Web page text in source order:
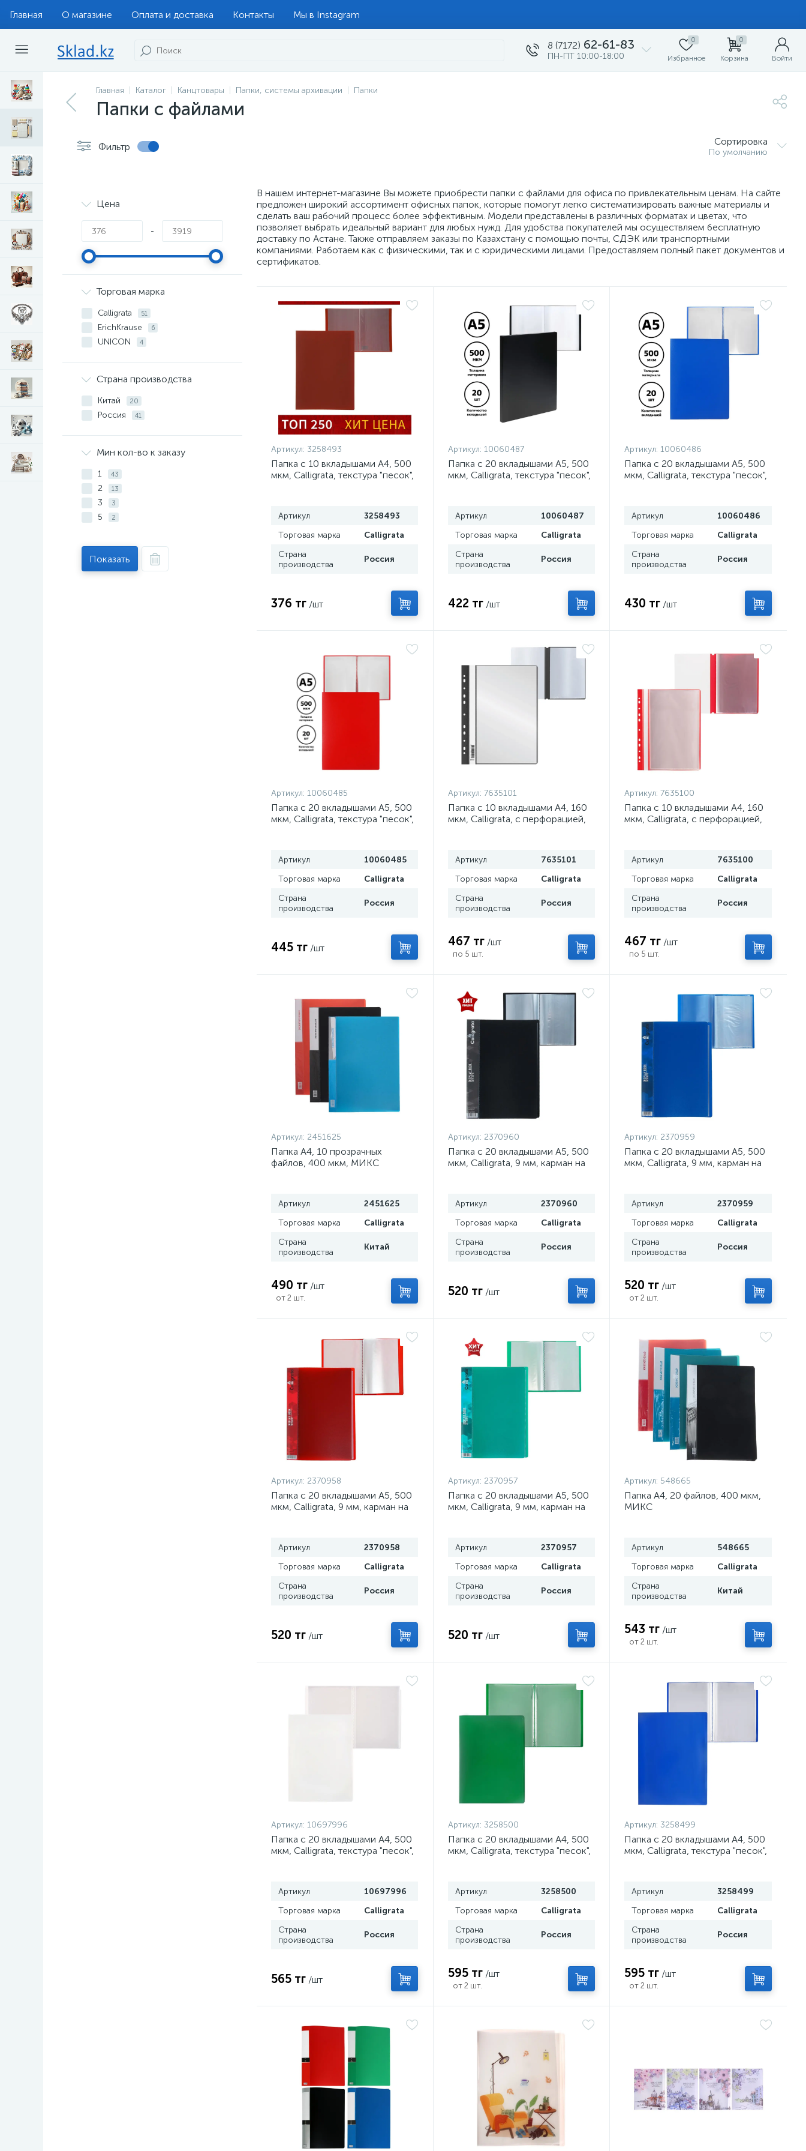
Главная О магазине Оплата и доставка Контакты Мы в Instagram
8 (7172) 62-61-83
ПН-ПТ 10:00-18:00
0
Избранное
0
Корзина Войти
Главная Каталог Канцтовары Папки, системы архивации Папки
Папки с файлами
Фильтр Сортировка
По умолчанию
Цена
-
Торговая марка
Calligrata 51
ErichKrause 6
UNICON 4
Страна производства
Китай 20
Россия 41
Мин кол-во к заказу
1 43
2 13
3 3
5 2
Показать
В нашем интернет-магазине Вы можете приобрести папки с файлами для офиса по привлекательным ценам. На сайте
предложен широкий ассортимент офисных папок, которые помогут легко систематизировать важные материалы и
сделать ваш рабочий процесс более эффективным. Модели представлены в различных форматах и цветах, что
позволяет выбрать идеальный вариант для любых нужд. Для удобства покупателей мы осуществляем бесплатную
доставку по Астане. Также отправляем заказы по Казахстану с помощью почты, СДЭК или транспортными
компаниями. Работаем как с физическими, так и с юридическими лицами. Предоставляем полный пакет документов и
сертификатов.
Артикул: 3258493
Папка с 10 вкладышами А4, 500
мкм, Calligrata, текстура "песок",
Артикул
3258493
Торговая марка
Calligrata
Страна
производства
Россия
376 тг /шт
Артикул: 10060487
Папка с 20 вкладышами А5, 500
мкм, Calligrata, текстура "песок",
Артикул
10060487
Торговая марка
Calligrata
Страна
производства
Россия
422 тг /шт
Артикул: 10060486
Папка с 20 вкладышами А5, 500
мкм, Calligrata, текстура "песок",
Артикул
10060486
Торговая марка
Calligrata
Страна
производства
Россия
430 тг /шт
Артикул: 10060485
Папка с 20 вкладышами А5, 500
мкм, Calligrata, текстура "песок",
Артикул
10060485
Торговая марка
Calligrata
Страна
производства
Россия
445 тг /шт
Артикул: 7635101
Папка с 10 вкладышами А4, 160
мкм, Calligrata, с перфорацией,
Артикул
7635101
Торговая марка
Calligrata
Страна
производства
Россия
467 тг /шт
по 5 шт.
Артикул: 7635100
Папка с 10 вкладышами А4, 160
мкм, Calligrata, с перфорацией,
Артикул
7635100
Торговая марка
Calligrata
Страна
производства
Россия
467 тг /шт
по 5 шт.
Артикул: 2451625
Папка А4, 10 прозрачных
файлов, 400 мкм, МИКС
Артикул
2451625
Торговая марка
Calligrata
Страна
производства
Китай
490 тг /шт
от 2 шт.
Артикул: 2370960
Папка с 20 вкладышами А5, 500
мкм, Calligrata, 9 мм, карман на
Артикул
2370960
Торговая марка
Calligrata
Страна
производства
Россия
520 тг /шт
Артикул: 2370959
Папка с 20 вкладышами А5, 500
мкм, Calligrata, 9 мм, карман на
Артикул
2370959
Торговая марка
Calligrata
Страна
производства
Россия
520 тг /шт
от 2 шт.
Артикул: 2370958
Папка с 20 вкладышами А5, 500
мкм, Calligrata, 9 мм, карман на
Артикул
2370958
Торговая марка
Calligrata
Страна
производства
Россия
520 тг /шт
Артикул: 2370957
Папка с 20 вкладышами А5, 500
мкм, Calligrata, 9 мм, карман на
Артикул
2370957
Торговая марка
Calligrata
Страна
производства
Россия
520 тг /шт
Артикул: 548665
Папка А4, 20 файлов, 400 мкм,
МИКС
Артикул
548665
Торговая марка
Calligrata
Страна
производства
Китай
543 тг /шт
от 2 шт.
Артикул: 10697996
Папка с 20 вкладышами А4, 500
мкм, Calligrata, текстура "песок",
Артикул
10697996
Торговая марка
Calligrata
Страна
производства
Россия
565 тг /шт
Артикул: 3258500
Папка с 20 вкладышами А4, 500
мкм, Calligrata, текстура "песок",
Артикул
3258500
Торговая марка
Calligrata
Страна
производства
Россия
595 тг /шт
от 2 шт.
Артикул: 3258499
Папка с 20 вкладышами А4, 500
мкм, Calligrata, текстура "песок",
Артикул
3258499
Торговая марка
Calligrata
Страна
производства
Россия
595 тг /шт
от 2 шт.